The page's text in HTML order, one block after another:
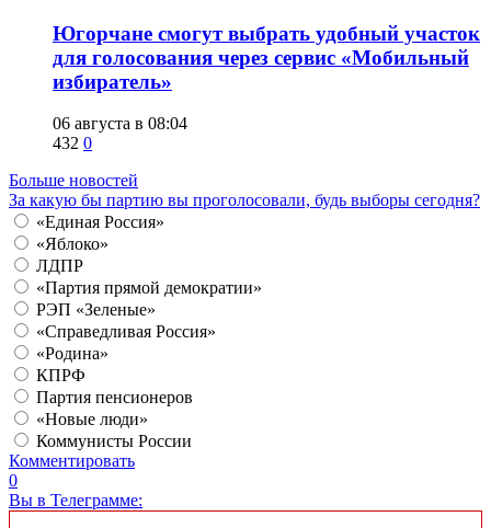
Югорчане смогут выбрать удобный участок
для голосования через сервис «Мобильный
избиратель»
06 августа в 08:04
432 0
Больше новостей
За какую бы партию вы проголосовали, будь выборы сегодня?
«Единая Россия»
«Яблоко»
ЛДПР
«Партия прямой демократии»
РЭП «Зеленые»
«Справедливая Россия»
«Родина»
КПРФ
Партия пенсионеров
«Новые люди»
Коммунисты России
Комментировать
0
Вы в Телеграмме: